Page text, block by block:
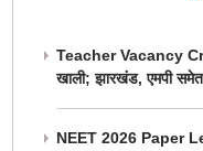
Teacher Vacancy
खाली; झारखंड, एमपी समेत
NEET 2026 Paper